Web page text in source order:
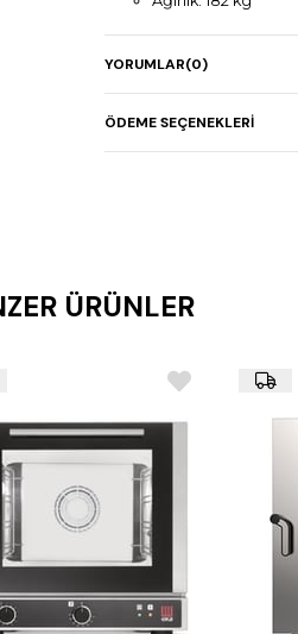
Dokunmatik ekran
3 farklı pişirme
1000 program
6 nokta sıcaklık
YORUMLAR(0)
ÖDEME SEÇENEKLERI
ÜRÜNLER